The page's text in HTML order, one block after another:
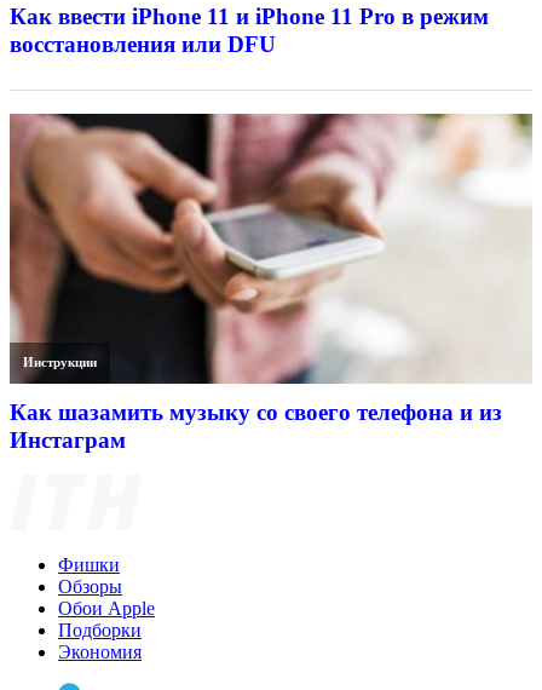
Как ввести iPhone 11 и iPhone 11 Pro в режим
восстановления или DFU
Инструкции
Как шазамить музыку со своего телефона и из
Инстаграм
Фишки
Обзоры
Обои Apple
Подборки
Экономия